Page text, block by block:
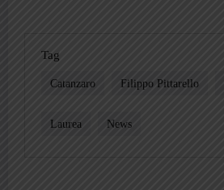
Tag
Catanzaro Filippo Pittarello
Laurea News